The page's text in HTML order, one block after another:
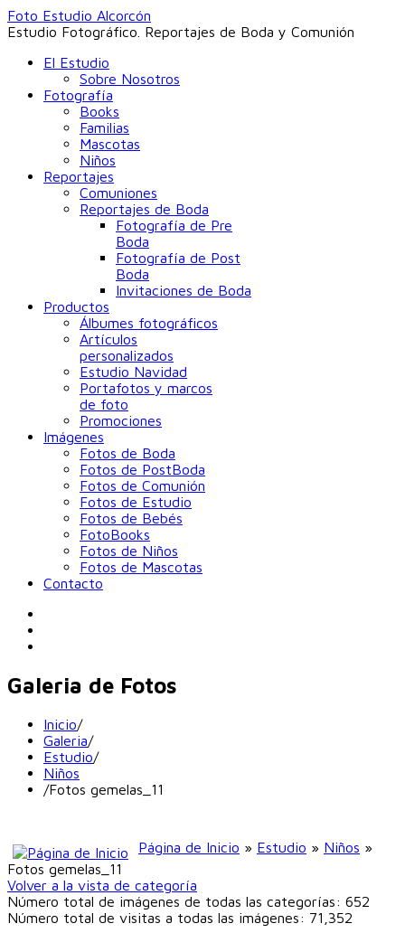
Foto Estudio Alcorcón
Estudio Fotográfico. Reportajes de Boda y Comunión
El Estudio
Sobre Nosotros
Fotografía
Books
Familias
Mascotas
Niños
Reportajes
Comuniones
Reportajes de Boda
Fotografía de Pre
Boda
Fotografía de Post
Boda
Invitaciones de Boda
Productos
Álbumes fotográficos
Artículos
personalizados
Estudio Navidad
Portafotos y marcos
de foto
Promociones
Imágenes
Fotos de Boda
Fotos de PostBoda
Fotos de Comunión
Fotos de Estudio
Fotos de Bebés
FotoBooks
Fotos de Niños
Fotos de Mascotas
Contacto
Galeria de Fotos
Inicio/
Galeria/
Estudio/
Niños
/Fotos gemelas_11
Página de Inicio » Estudio » Niños »
Fotos gemelas_11
Volver a la vista de categoría
Número total de imágenes de todas las categorías: 652
Número total de visitas a todas las imágenes: 71,352